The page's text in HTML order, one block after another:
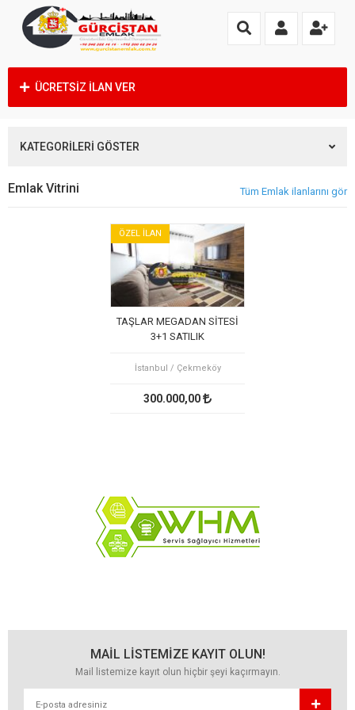
ÜCRETSİZ İLAN VER
KATEGORİLERİ GÖSTER
Emlak Vitrini Tüm Emlak ilanlarını gör
ÖZEL İLAN
TAŞLAR MEGADAN SİTESİ
3+1 SATILIK
İstanbul / Çekmeköy
300.000,00
MAİL LİSTEMİZE KAYIT OLUN!
Mail listemize kayıt olun hiçbir şeyi kaçırmayın.